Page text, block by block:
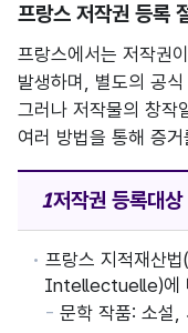
프랑스 저작권 등록
프랑스에서는 저작권
발생하며, 별도의 공
그러나 저작물의 창작
여러 방법을 통해 증
저작권 등록대상
프랑스 지적재산
Intellectuelle)에
문학 작품: 소설,